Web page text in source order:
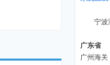
宁波海
广东省
广州海关